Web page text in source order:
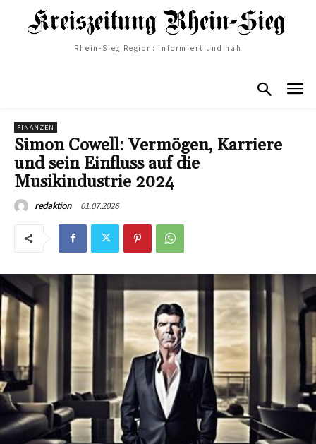
Rhein-Sieg Region: informiert und nah
FINANZEN
Simon Cowell: Vermögen, Karriere
und sein Einfluss auf die
Musikindustrie 2024
redaktion 01.07.2026